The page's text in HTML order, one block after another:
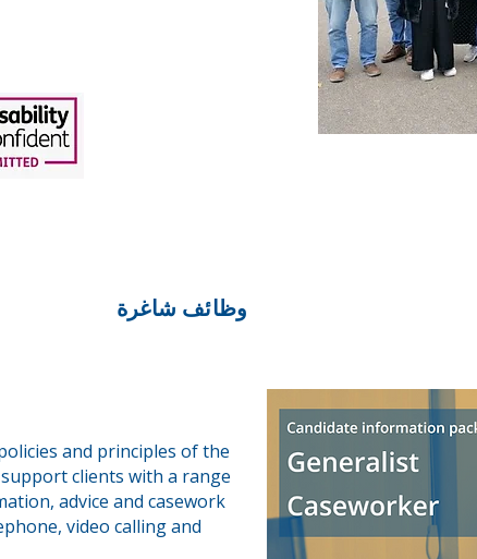
وظائف شاغرة
and principles of the
clients with a range
advice and casework
video calling and